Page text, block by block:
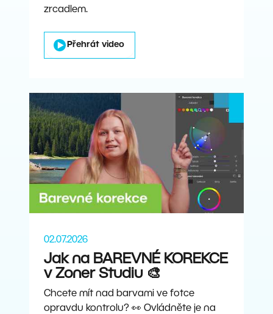
zrcadlem.
Přehrát video
02.07.2026
Jak na BAREVNÉ KOREKCE
v Zoner Studiu 🎨
Chcete mít nad barvami ve fotce
opravdu kontrolu? 👀 Ovládněte je na